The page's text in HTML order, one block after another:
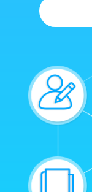
跨平台
灵活权限
与
与您的网